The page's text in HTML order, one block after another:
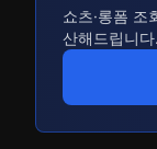
쇼츠·롱폼 조
산해드립니다.